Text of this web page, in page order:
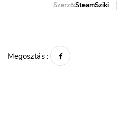
Szerző:SteamSziki
Megosztás :